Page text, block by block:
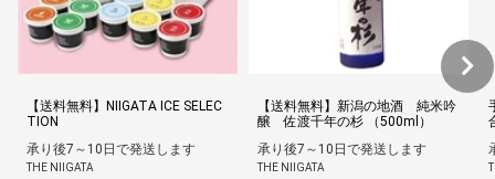
【送料無料】NIIGATA ICE SELEC
TION
承り後7～10日で発送します
THE NIIGATA
【送料無料】新潟の地酒 純米吟
醸 佐渡千年の杉 （500ml）
承り後7～10日で発送します
THE NIIGATA